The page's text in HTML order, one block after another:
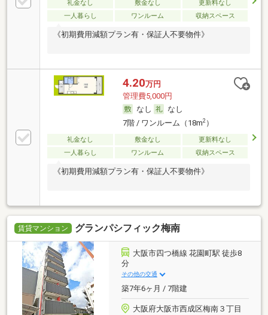
礼金なし 敷金なし
更新料なし
一人暮らし
ワンルーム 収納スペース
《初期費用減額プラン有・保証人不要物件》
4.20万円
管理費5,000円
なし
なし
7階 / ワンルーム（18m2）
礼金なし 敷金なし
更新料なし
一人暮らし
ワンルーム 収納スペース
《初期費用減額プラン有・保証人不要物件》
賃貸マンション グランパシフィック梅南
大阪市四つ橋線 花園町駅 徒歩8
分
その他の交通
築7年6ヶ月 / 7階建
大阪府大阪市西成区梅南３丁目